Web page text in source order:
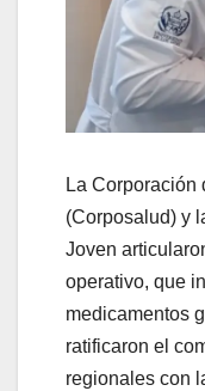
La Corporación
(Corposalud) y
Joven
operativo, que
medicamentos
ratificaron el
regionales con